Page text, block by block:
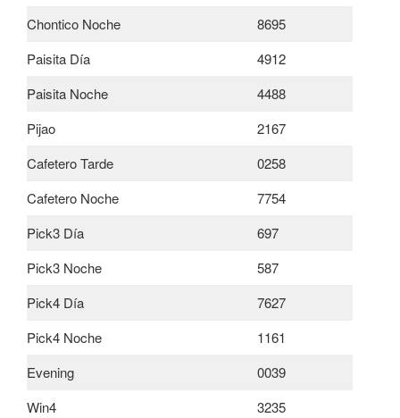
Chontico Noche
8695
Paisita Día
4912
Paisita Noche
4488
Pijao
2167
Cafetero Tarde
0258
Cafetero Noche
7754
Pick3 Día
697
Pick3 Noche
587
Pick4 Día
7627
Pick4 Noche
1161
Evening
0039
Win4
3235